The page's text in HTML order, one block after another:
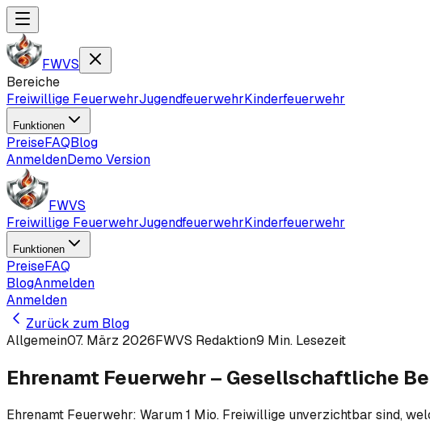
FWVS
Bereiche
Freiwillige FeuerwehrJugendfeuerwehrKinderfeuerwehr
Funktionen
PreiseFAQBlog
AnmeldenDemo Version
FWVS
Freiwillige FeuerwehrJugendfeuerwehrKinderfeuerwehr
Funktionen
PreiseFAQ
BlogAnmelden
Anmelden
Zurück zum Blog
Allgemein07. März 2026FWVS Redaktion9 Min. Lesezeit
Ehrenamt Feuerwehr – Gesellschaftliche
Ehrenamt Feuerwehr: Warum 1 Mio. Freiwillige unverzichtbar sind,